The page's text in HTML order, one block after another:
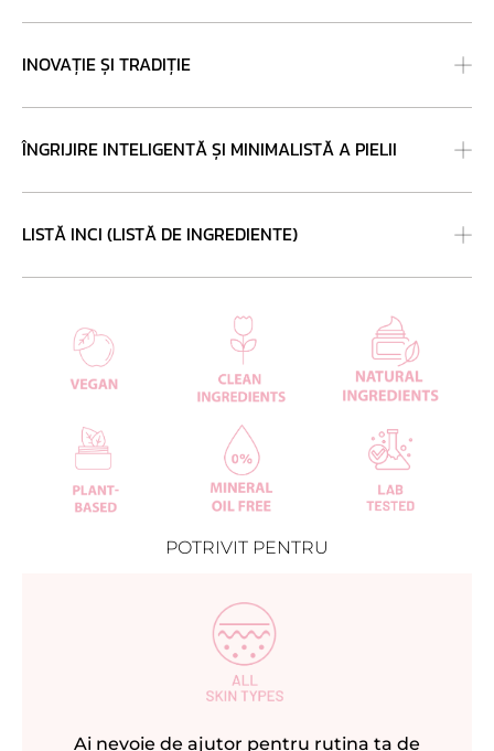
INOVAȚIE ȘI TRADIȚIE
ÎNGRIJIRE INTELIGENTĂ ȘI MINIMALISTĂ A PIELII
LISTĂ INCI (LISTĂ DE INGREDIENTE)
POTRIVIT PENTRU
Ai nevoie de ajutor pentru rutina ta de